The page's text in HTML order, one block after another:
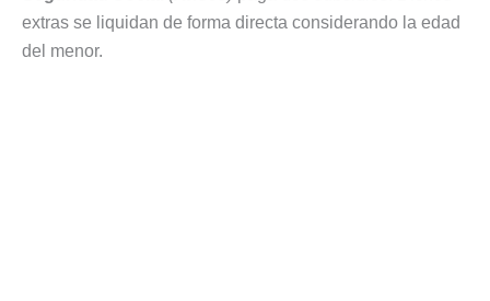
extras se liquidan de forma directa considerando la edad
del menor.